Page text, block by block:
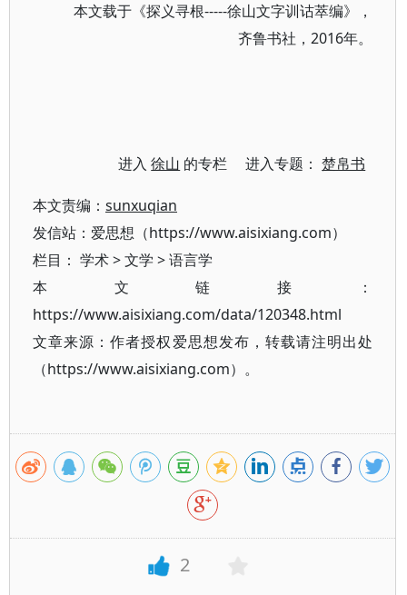
本文载于《探义寻根-----徐山文字训诂萃编》，
齐鲁书社，2016年。
进入徐山 的专栏 进入专题：楚帛书
本文责编： sunxuqian
发信站：爱思想（https://www.aisixiang.com）
栏目： 学术>文学 >语言学
本文链接：
https://www.aisixiang.com/data/120348.html
文章来源：作者授权爱思想发布，转载请注明出处
（https://www.aisixiang.com）。
2